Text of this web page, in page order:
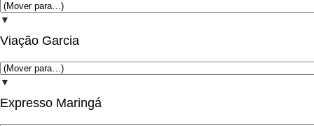
▼
Viação Garcia
▼
Expresso Maringá